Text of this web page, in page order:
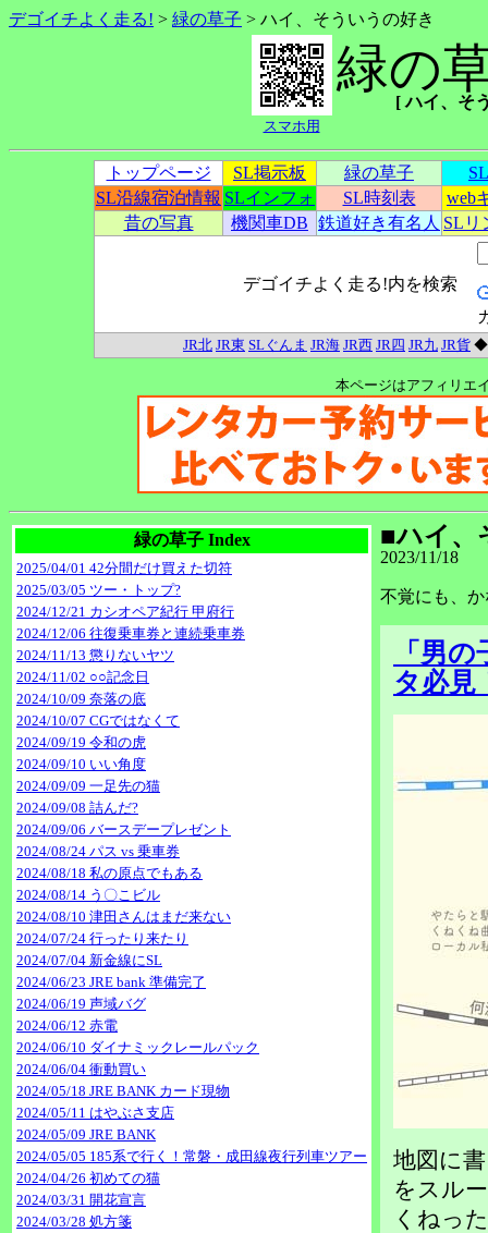
デゴイチよく走る! > 緑の草子 > ハイ、そういうの好き
スマホ用
緑の
[ ハイ、そ
トップページ SL掲示板 緑の草子
SL沿線宿泊情報 SLインフォ SL時刻表
web
昔の写真
機関車DB 鉄道好き有名人 SLリ
デゴイチよく走る!内を検索
JR北 JR東 SLぐんま JR海 JR西 JR四 JR九 JR貨
本ページはアフィリエ
緑の草子 Index
2025/04/01 42分間だけ買えた切符
2025/03/05 ツー・トップ?
2024/12/21 カシオペア紀行 甲府行
2024/12/06 往復乗車券と連続乗車券
2024/11/13 懲りないヤツ
2024/11/02 ○○記念日
2024/10/09 奈落の底
2024/10/07 CGではなくて
2024/09/19 令和の虎
2024/09/10 いい角度
2024/09/09 一足先の猫
2024/09/08 詰んだ?
2024/09/06 バースデープレゼント
2024/08/24 パス vs 乗車券
2024/08/18 私の原点でもある
2024/08/14 う〇こビル
2024/08/10 津田さんはまだ来ない
2024/07/24 行ったり来たり
2024/07/04 新金線にSL
2024/06/23 JRE bank 準備完了
2024/06/19 声域バグ
2024/06/12 赤電
2024/06/10 ダイナミックレールパック
2024/06/04 衝動買い
2024/05/18 JRE BANK カード現物
2024/05/11 はやぶさ支店
2024/05/09 JRE BANK
2024/05/05 185系で行く！常磐・成田線夜行列車ツアー
2024/04/26 初めての猫
2024/03/31 開花宣言
2024/03/28 処方箋
■ハイ、
2023/11/18
不覚にも、
「男
タ必見
地図に
をスル
くねっ